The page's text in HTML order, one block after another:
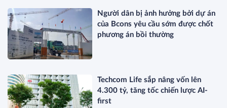
Người dân bị ảnh hưởng bởi dự án
của Bcons yêu cầu sớm được chốt
phương án bồi thường
Techcom Life sắp nâng vốn lên
4.300 tỷ, tăng tốc chiến lược AI-
first